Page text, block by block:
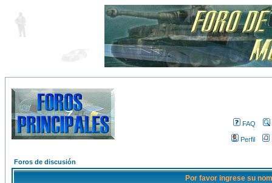
FAQ
Perfil
Foros de discusión
Por favor ingrese su